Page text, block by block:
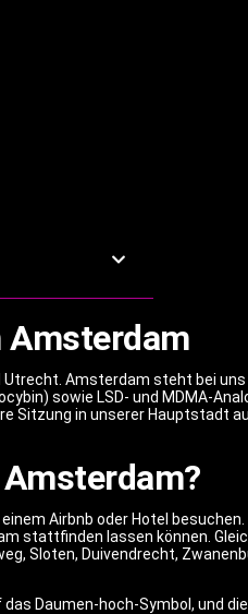
Amsterdam
Utrecht. Amsterdam steht bei
sowie LSD- und MDMA-
Sitzung in unserer Hauptstadt
Airbnb oder Hotel
stattfinden lassen können.
Sloten, Duivendrecht,
Daumen-hoch-Symbol, und